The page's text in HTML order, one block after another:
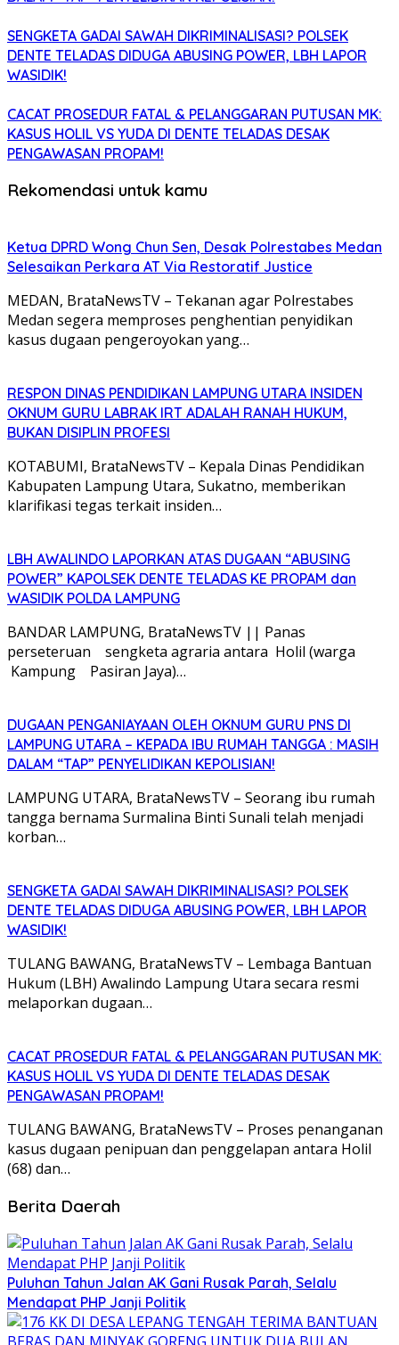
SENGKETA GADAI SAWAH DIKRIMINALISASI? POLSEK
DENTE TELADAS DIDUGA ABUSING POWER, LBH LAPOR
WASIDIK!
CACAT PROSEDUR FATAL & PELANGGARAN PUTUSAN MK:
KASUS HOLIL VS YUDA DI DENTE TELADAS DESAK
PENGAWASAN PROPAM!
Rekomendasi untuk kamu
Ketua DPRD Wong Chun Sen, Desak Polrestabes Medan
Selesaikan Perkara AT Via Restoratif Justice
MEDAN, BrataNewsTV – Tekanan agar Polrestabes
Medan segera memproses penghentian penyidikan
kasus dugaan pengeroyokan yang…
RESPON DINAS PENDIDIKAN LAMPUNG UTARA INSIDEN
OKNUM GURU LABRAK IRT ADALAH RANAH HUKUM,
BUKAN DISIPLIN PROFESI
KOTABUMI, BrataNewsTV – Kepala Dinas Pendidikan
Kabupaten Lampung Utara, Sukatno, memberikan
klarifikasi tegas terkait insiden…
LBH AWALINDO LAPORKAN ATAS DUGAAN “ABUSING
POWER” KAPOLSEK DENTE TELADAS KE PROPAM dan
WASIDIK POLDA LAMPUNG
BANDAR LAMPUNG, BrataNewsTV || Panas
perseteruan sengketa agraria antara Holil (warga
Kampung Pasiran Jaya)…
DUGAAN PENGANIAYAAN OLEH OKNUM GURU PNS DI
LAMPUNG UTARA – KEPADA IBU RUMAH TANGGA : MASIH
DALAM “TAP” PENYELIDIKAN KEPOLISIAN!
LAMPUNG UTARA, BrataNewsTV – Seorang ibu rumah
tangga bernama Surmalina Binti Sunali telah menjadi
korban…
SENGKETA GADAI SAWAH DIKRIMINALISASI? POLSEK
DENTE TELADAS DIDUGA ABUSING POWER, LBH LAPOR
WASIDIK!
TULANG BAWANG, BrataNewsTV – Lembaga Bantuan
Hukum (LBH) Awalindo Lampung Utara secara resmi
melaporkan dugaan…
CACAT PROSEDUR FATAL & PELANGGARAN PUTUSAN MK:
KASUS HOLIL VS YUDA DI DENTE TELADAS DESAK
PENGAWASAN PROPAM!
TULANG BAWANG, BrataNewsTV – Proses penanganan
kasus dugaan penipuan dan penggelapan antara Holil
(68) dan…
Berita Daerah
Puluhan Tahun Jalan AK Gani Rusak Parah, Selalu
Mendapat PHP Janji Politik